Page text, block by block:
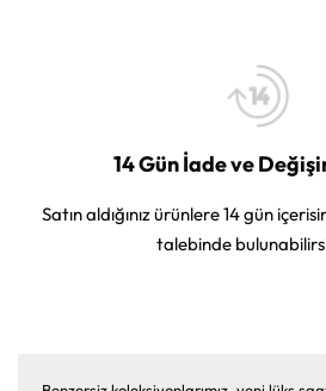
14 Gün İade ve
Satın aldığınız ürünlere 14 gün
talebinde